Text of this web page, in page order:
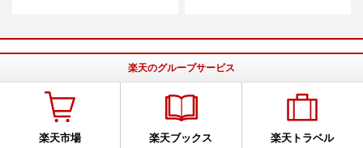
楽天のグループサービス
楽天市場 楽天ブックス 楽天トラベル